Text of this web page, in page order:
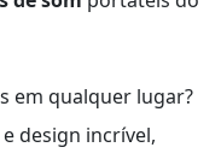
em qualquer lugar?
e design incrível,